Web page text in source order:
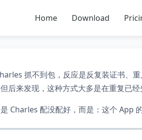
Home Download
抓不到包，反应是反复装证书、
后来发现，这种方式大多是在重复已
Charles 配没配好，而是：这个 App